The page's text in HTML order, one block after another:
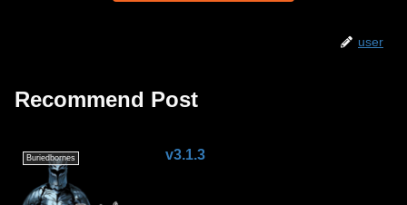
user
Recommend Post
Buriedbornes v3.1.3